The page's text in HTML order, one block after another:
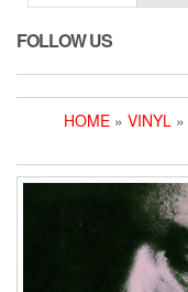
FOLLOW US
HOME » VINYL »